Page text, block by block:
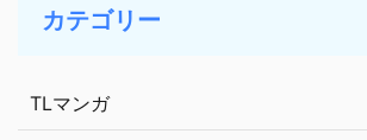
カテゴリー
TLマンガ